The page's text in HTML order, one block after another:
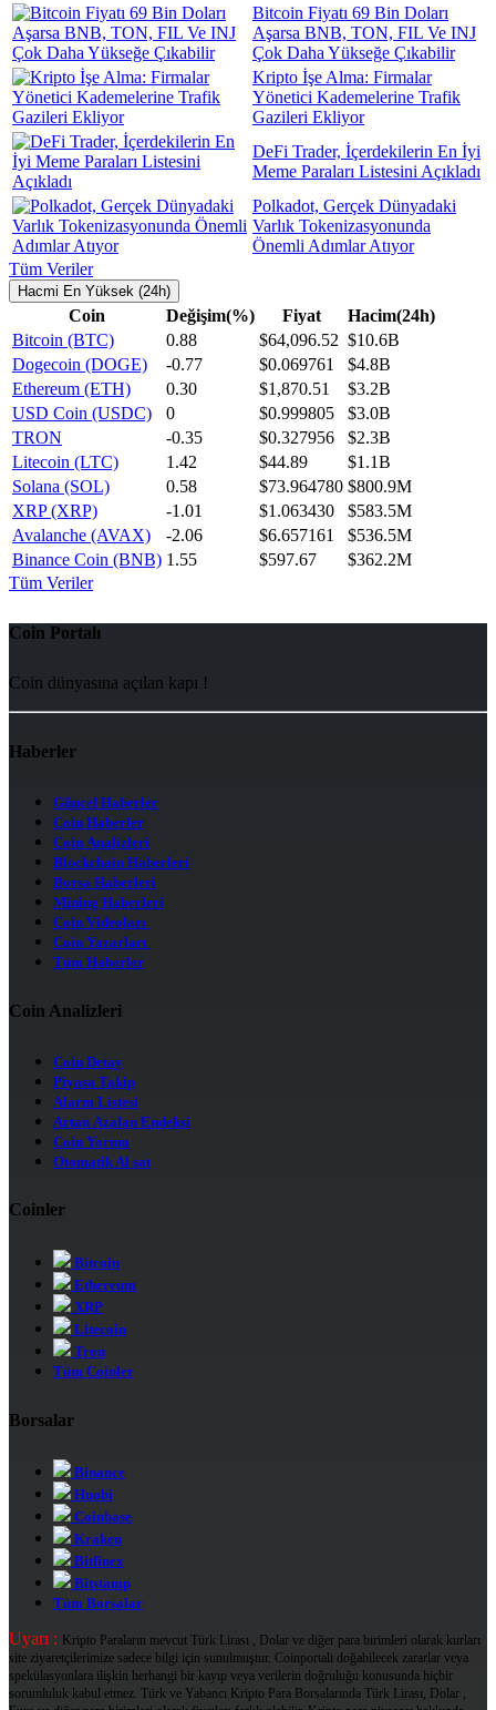
Bitcoin Fiyatı 69 Bin Doları
Aşarsa BNB, TON, FIL Ve INJ
Çok Daha Yükseğe Çıkabilir
Kripto İşe Alma: Firmalar
Yönetici Kademelerine Trafik
Gazileri Ekliyor
DeFi Trader, İçerdekilerin En İyi
Meme Paraları Listesini Açıkladı
Polkadot, Gerçek Dünyadaki
Varlık Tokenizasyonunda
Önemli Adımlar Atıyor
Tüm Veriler
Hacmi En Yüksek (24h)
Coin Değişim(%) Fiyat
Hacim(24h)
Bitcoin (BTC)
0.88 $64,096.52 $10.6B
Dogecoin (DOGE)
-0.77 $0.069761
$4.8B
Ethereum (ETH)
0.30 $1,870.51
$3.2B
USD Coin (USDC)
0 $0.999805
$3.0B
TRON
-0.35 $0.327956
$2.3B
Litecoin (LTC)
1.42 $44.89
$1.1B
Solana (SOL)
0.58 $73.964780 $800.9M
XRP (XRP)
-1.01 $1.063430
$583.5M
Avalanche (AVAX)
-2.06 $6.657161
$536.5M
Binance Coin (BNB) 1.55 $597.67
$362.2M
Tüm Veriler
Coin Portalı
Coin dünyasına açılan kapı !
Haberler
Güncel Haberler
Coin Haberler
Coin Analizleri
Blockchain Haberleri
Borsa Haberleri
Mining Haberleri
Coin Videoları
Coin Yazarları
Tüm Haberler
Coin Analizleri
Coin Detay
Piyasa Takip
Alarm Listesi
Artan Azalan Endeksi
Coin Yorum
Otomatik Al sat
Coinler
Bitcoin
Ethereum
XRP
Litecoin
Tron
Tüm Coinler
Borsalar
Binance
Huobi
Coinbase
Kraken
Bitfinex
Bitstamp
Tüm Borsalar
Uyarı : Kripto Paraların mevcut Türk Lirası , Dolar ve diğer para birimleri olarak kurları
site ziyaretçilerimize sadece bilgi için sunulmuştur. Coinportali doğabilecek zararlar veya
spekülasyonlara ilişkin herhangi bir kayıp veya verilerin doğruluğu konusunda hiçbir
sorumluluk kabul etmez. Türk ve Yabancı Kripto Para Borsalarında Türk Lirası, Dolar ,